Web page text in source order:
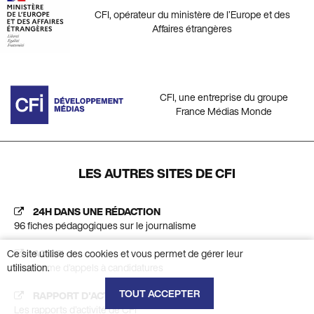
CFI, opérateur du ministère de l’Europe et des
Affaires étrangères
CFI, une entreprise du groupe
France Médias Monde
LES AUTRES SITES DE CFI
24H DANS UNE RÉDACTION
96 fiches pédagogiques sur le journalisme
AC CFI
Plateforme d'appels à candidatures
RAPPORT D'ACTIVITÉ
Les rapports d'activité de CFI
Ce site utilise des cookies et vous permet de gérer leur
utilisation.
TOUT ACCEPTER